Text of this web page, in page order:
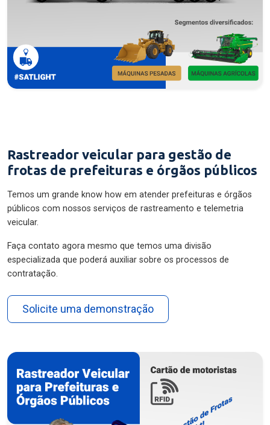
Rastreador veicular para gestão de
frotas de prefeituras e órgãos públicos
Temos um grande know how em atender prefeituras e órgãos
públicos com nossos serviços de rastreamento e telemetria
veicular.
Faça contato agora mesmo que temos uma divisão
especializada que poderá auxiliar sobre os processos de
contratação.
Solicite uma demonstração